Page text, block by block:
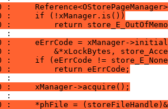
:
:     if (!xManager.is())
:         return
:     eErrCode = xManager-
:         &*xLockBytes,
:     if (eErrCode !=
:         return eErrCode;
:     xManager->acquire();
:     *phFile =